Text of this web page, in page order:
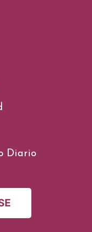
Diario